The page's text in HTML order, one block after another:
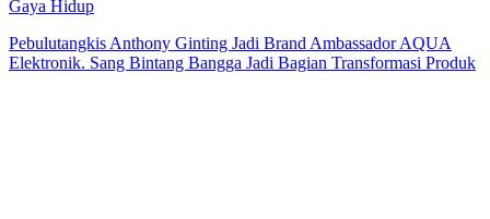
Gaya Hidup
Pebulutangkis Anthony Ginting Jadi Brand Ambassador AQUA
Elektronik. Sang Bintang Bangga Jadi Bagian Transformasi Produk